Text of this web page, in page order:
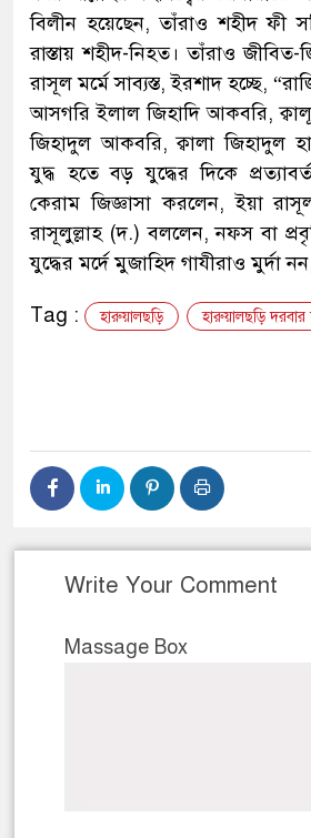
বিলীন হয়েছেন, তাঁরাও শহীদ ফী
রাস্তায় শহীদ-নিহত। তাঁরাও জীবিত-
রাসূল মর্মে সাব্যস্ত, ইরশাদ হচ্ছে,
আসগরি ইলাল জিহাদি আকবরি, ক্বালূ
জিহাদুল আকবরি, ক্বালা জিহাদুল
যুদ্ধ হতে বড় যুদ্ধের দিকে
কেরাম জিজ্ঞাসা করলেন, ইয়া
রাসূলুল্লাহ (দ.) বললেন, নফস বা
যুদ্ধের মর্দে মুজাহিদ গাযীরাও মুর্দা
Tag : হারুয়ালছড়ি হারুয়ালছড়ি
Write Your Comment
Massage Box